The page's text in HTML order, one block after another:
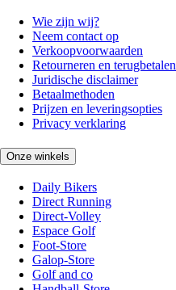
Wie zijn wij?
Neem contact op
Verkoopvoorwaarden
Retourneren en terugbetalen
Juridische disclaimer
Betaalmethoden
Prijzen en leveringsopties
Privacy verklaring
Onze winkels
Daily Bikers
Direct Running
Direct-Volley
Espace Golf
Foot-Store
Galop-Store
Golf and co